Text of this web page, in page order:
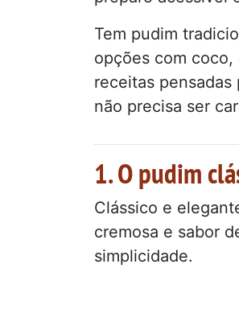
Tem pudim
opções com
receitas
não precisa ser
1. O pudim
Clássico e
cremosa e sabor
simplicidade.